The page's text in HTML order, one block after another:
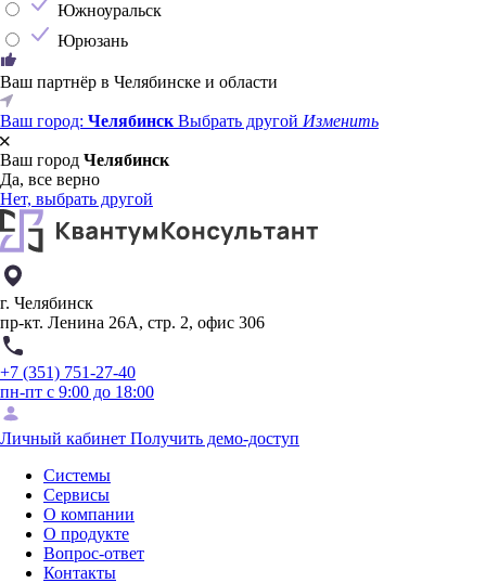
Южноуральск
Юрюзань
Ваш партнёр в Челябинске и области
Ваш город: Челябинск Выбрать другой Изменить
Ваш город Челябинск
Да, все верно
Нет, выбрать другой
г. Челябинск
пр-кт. Ленина 26А, стр. 2, офис 306
+7 (351) 751-27-40
пн-пт с 9:00 до 18:00
Личный кабинет Получить демо-доступ
Системы
Сервисы
О компании
О продукте
Вопрос-ответ
Контакты